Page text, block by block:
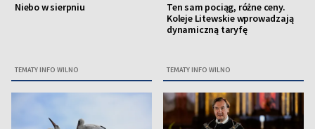
Niebo w sierpniu
TEMATY INFO WILNO
Ten sam pociąg, różne ceny.
Koleje Litewskie wprowadzają
dynamiczną taryfę
TEMATY INFO WILNO